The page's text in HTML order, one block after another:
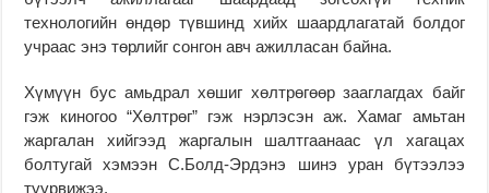
технологийн өндөр түвшинд хийх шаардлагатай болдог
учраас энэ төрлийг сонгон авч ажилласан байна.
Хүмүүн бус амьдрал хөшиг хөлтрөгөөр зааглагдах байг
гэж киногоо “Хөлтрөг” гэж нэрлэсэн аж. Хамаг амьтан
жаргалан хийгээд жаргалын шалтгаанаас үл хагацах
болтугай хэмээн С.Болд-Эрдэнэ шинэ уран бүтээлээ
туурвижээ.